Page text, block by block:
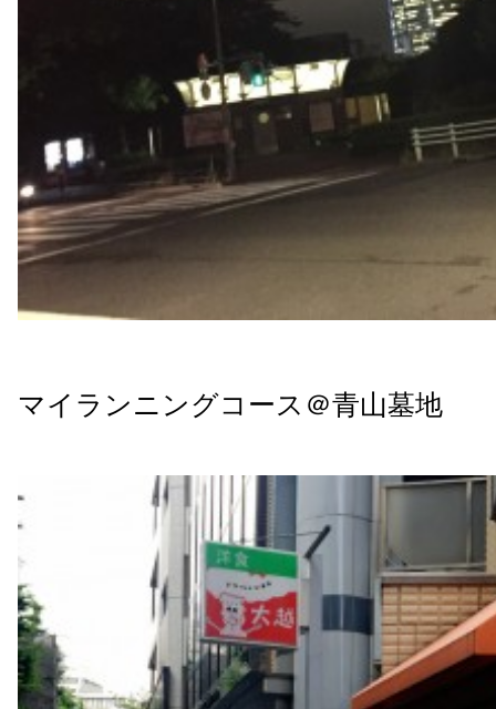
マイランニングコース＠青山墓地